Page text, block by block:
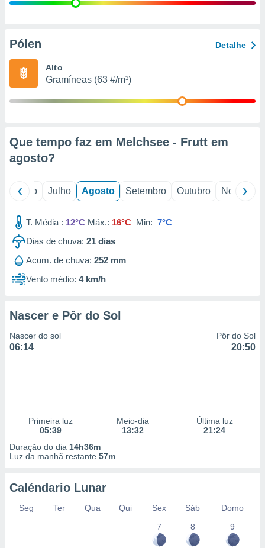
e
de
Pólen Detalhe
Alto
Gramíneas (63 #/m³)
Que tempo faz em Melchsee - Frutt em
agosto?
Junho Julho Agosto Setembro Outubro Novembro
T. Média : 12°C Máx.: 16°C Min: 7°C
Dias de chuva: 21 dias
Acum. de chuva: 252 mm
Vento médio: 4 km/h
Nascer e Pôr do Sol
Nascer do sol
06:14
Pôr do Sol
20:50
Primeira luz
05:39
Meio-dia
13:32
Última luz
21:24
Duração do dia 14h36m
Luz da manhã restante 57m
Caléndario Lunar
Seg Ter Qua Qui Sex Sáb
Domo
7
8 9